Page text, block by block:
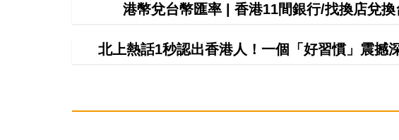
港幣兌台幣匯率 | 香港11間銀行/找換店兌
北上熱話1秒認出香港人！一個「好習慣」震撼